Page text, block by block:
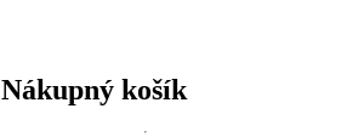
Nákupný košík